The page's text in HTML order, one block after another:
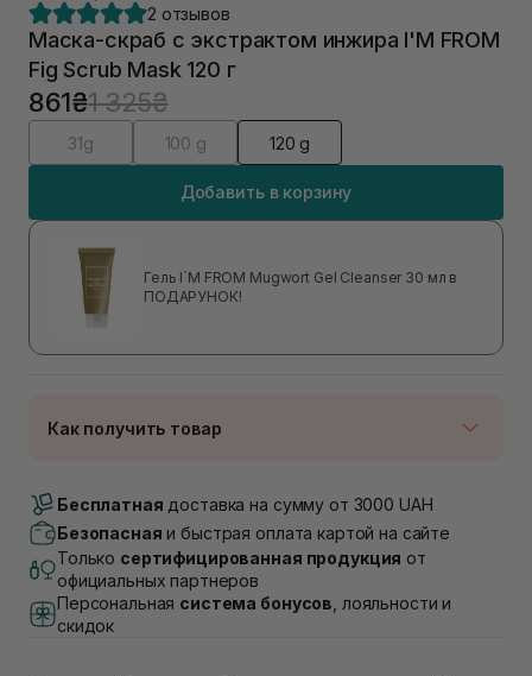
2 отзывов
Маска-скраб с экстрактом инжира I'M FROM
Fig Scrub Mask 120 г
861₴1 325₴
31g 100 g 120 g
Добавить в корзину
Гель I`M FROM Mugwort Gel Cleanser 30 мл в
ПОДАРУНОК!
Как получить товар
В наличии
Самовывоз г. Луцк, Винниченка 4
Самовывоз г. Львов, ул. Академика Подстригача,
1В (Duck's Lake)
Нет в наличии!
Самовывоз Львов (Ивана Франко 36)
Бесплатная доставка на сумму от 3000 UAH
Безопасная и быстрая оплата картой на сайте
Только сертифицированная продукция от
официальных партнеров
Персональная система бонусов , лояльности и
скидок